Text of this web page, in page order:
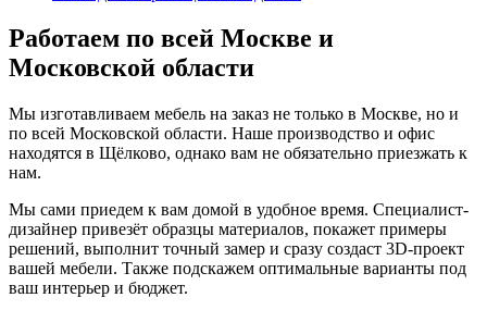
Работаем по всей Москве и
Московской области
Мы изготавливаем мебель на заказ не только в Москве, но и
по всей Московской области. Наше производство и офис
находятся в Щёлково, однако вам не обязательно приезжать к
нам.
Мы сами приедем к вам домой в удобное время. Специалист-
дизайнер привезёт образцы материалов, покажет примеры
решений, выполнит точный замер и сразу создаст 3D-проект
вашей мебели. Также подскажем оптимальные варианты под
ваш интерьер и бюджет.